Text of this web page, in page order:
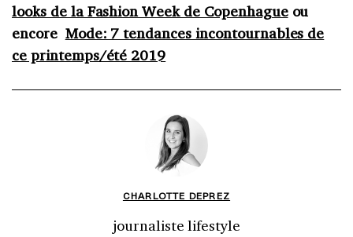
looks de la Fashion Week de Copenhagueou
encore Mode: 7 tendances incontournables de
ce printemps/été 2019
CHARLOTTE DEPREZ
journaliste lifestyle